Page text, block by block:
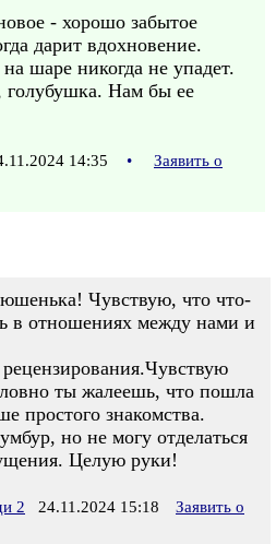
- хорошо забытое
дарит вдохновение.
шаре никогда не упадет.
голубушка. Нам бы ее
14:35 •
Заявить о
Чувствую, что что-
в отношениях между нами и
ты жалеешь, что пошла
простого знакомства.
но не могу отделаться
Целую руки!
2 24.11.2024 15:18
Заявить о